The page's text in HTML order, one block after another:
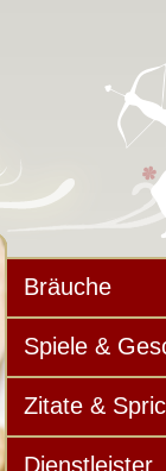
Bräuche
Spiele &
Zitate &
Dienstleister